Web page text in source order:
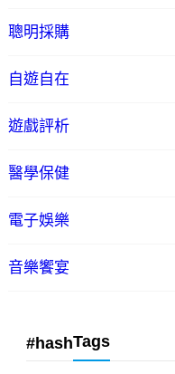
聰明採購
自遊自在
遊戲評析
醫學保健
電子娛樂
音樂饗宴
#hashTags